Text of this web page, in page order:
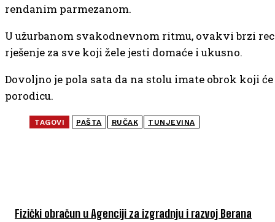
Fizički obračun u Agenciji za izgradnju i razvoj Berana
rendanim parmezanom.
U užurbanom svakodnevnom ritmu, ovakvi brzi
rješenje za sve koji žele jesti domaće i ukusno.
Dovoljno je pola sata da na stolu imate obrok koji
porodicu.
TAGOVI PAŠTA RUČAK TUNJEVINA